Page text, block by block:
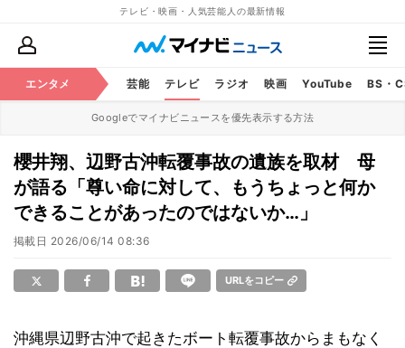
テレビ・映画・人気芸能人の最新情報
エンタメ 芸能 テレビ ラジオ 映画 YouTube BS・
Googleでマイナビニュースを優先表示する方法
櫻井翔、辺野古沖転覆事故の遺族を取材 母
が語る「尊い命に対して、もうちょっと何か
できることがあったのではないか…」
掲載日 2026/06/14 08:36
URLをコピー
沖縄県辺野古沖で起きたボート転覆事故からまもなく